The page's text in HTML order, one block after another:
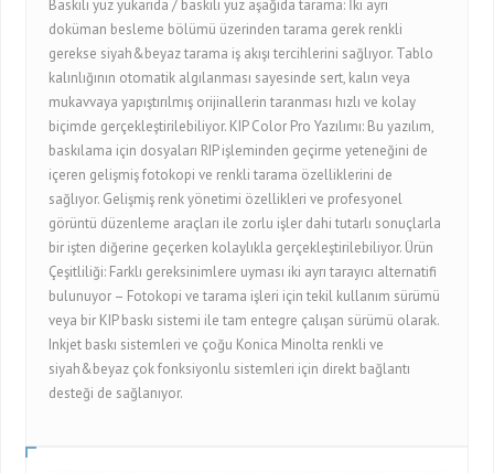
Baskılı yüz yukarıda / baskılı yüz aşağıda tarama: İki ayrı
doküman besleme bölümü üzerinden tarama gerek renkli
gerekse siyah&beyaz tarama iş akışı tercihlerini sağlıyor. Tablo
kalınlığının otomatik algılanması sayesinde sert, kalın veya
mukavvaya yapıştırılmış orijinallerin taranması hızlı ve kolay
biçimde gerçekleştirilebiliyor. KIP Color Pro Yazılımı: Bu yazılım,
baskılama için dosyaları RIP işleminden geçirme yeteneğini de
içeren gelişmiş fotokopi ve renkli tarama özelliklerini de
sağlıyor. Gelişmiş renk yönetimi özellikleri ve profesyonel
görüntü düzenleme araçları ile zorlu işler dahi tutarlı sonuçlarla
bir işten diğerine geçerken kolaylıkla gerçekleştirilebiliyor. Ürün
Çeşitliliği: Farklı gereksinimlere uyması iki ayrı tarayıcı alternatifi
bulunuyor – Fotokopi ve tarama işleri için tekil kullanım sürümü
veya bir KIP baskı sistemi ile tam entegre çalışan sürümü olarak.
Inkjet baskı sistemleri ve çoğu Konica Minolta renkli ve
siyah&beyaz çok fonksiyonlu sistemleri için direkt bağlantı
desteği de sağlanıyor.